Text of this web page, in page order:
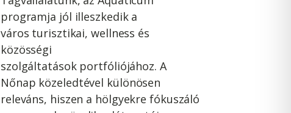
programja jól illeszkedik a
város turisztikai, wellness és
közösségi
szolgáltatások portfóliójához. A
Nőnap közeledtével különösen
releváns, hiszen a hölgyekre fókuszáló